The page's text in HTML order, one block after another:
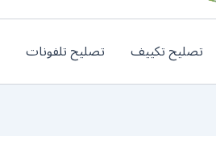
تصليح تكييف تصليح تلفونات